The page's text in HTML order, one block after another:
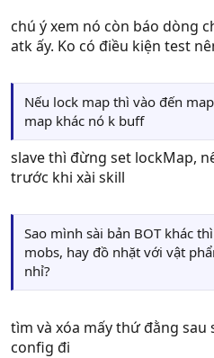
chú ý xem nó còn báo dòng
atk ấy. Ko có điều kiện test
Nếu lock map thì vào đến
map khác nó k buff
slave thì đừng set lockMap,
trước khi xài skill
Sao mình sài bản BOT khác
mobs, hay đồ nhặt với vật
nhỉ?
tìm và xóa mấy thứ đằng
config đi